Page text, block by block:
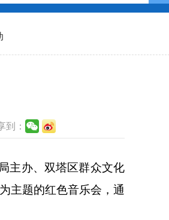
到：
主办、双塔区群众文化
主题的红色音乐会，通